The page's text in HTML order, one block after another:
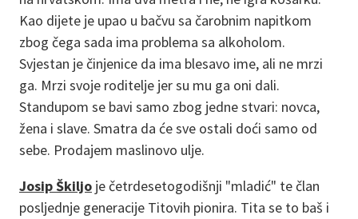
Kao dijete je upao u bačvu sa čarobnim napitkom
zbog čega sada ima problema sa alkoholom.
Svjestan je činjenice da ima blesavo ime, ali ne mrzi
ga. Mrzi svoje roditelje jer su mu ga oni dali.
Standupom se bavi samo zbog jedne stvari: novca,
žena i slave. Smatra da će sve ostali doći samo od
sebe. Prodajem maslinovo ulje.
Josip Škiljo je četrdesetogodišnji "mladić" te član
posljednje generacije Titovih pionira. Tita se to baš i